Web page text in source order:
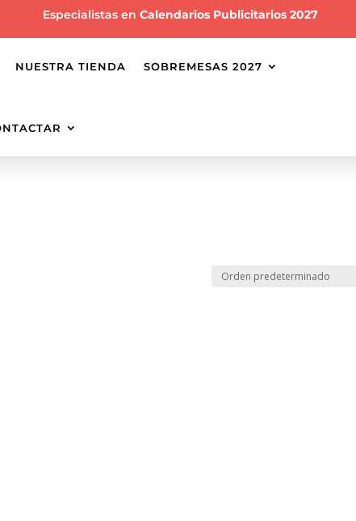
Especialistas enCalendarios Publicitarios 2027
NUESTRA TIENDA SOBREMESAS 2027